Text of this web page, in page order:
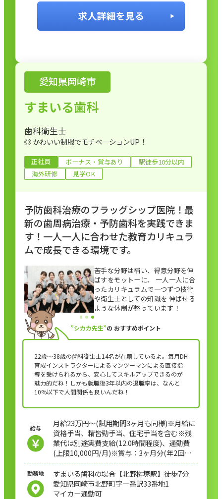
愛知県岡崎市
すまいる歯科
歯科衛生士
◎ かわいい制服でモチベーションUP！
正社員 ボーナス・賞与あり
駅徒歩10分以内
海外研修
見学OK
予防歯科治療のフラッグシップ医院！最
新の歯周病治療・予防歯科を実践できま
す！一人一人に合わせた教育カリキュラ
ムで成長できる環境です。
苦手な分野は補い、得意分野を伸
ばすをモットーに、 一人一人に合
ったカリキュラムで一つずつ技術
や衛生士としての知識を 伸ばせる
ような体制が整っています！
”シカカ先生”の おすすめポイント
22歳〜38歳の歯科衛生士14名が在籍しているよ。毎月DH
育成インストラクターによるマンツーマンによる直接指
導を受けられるから、安心してスキルアップできるのが
魅力的だね！しかも就職後3年以内の退職率は、なんと
10%以下で人間関係も良いんだね！
月給23万円～(試用期間3ヶ月も同様)※月給に
資格手当、精皆勤手当、住宅手当を含む※残
業代は別途実費支給(12.0時間程度)、通勤費
(上限10,000円/月)※賞与：3ヶ月分(年2回、7
月と12月に1.5カ月分ずつ、ただし初年度は入
社後半年以上経過後の支給月に1.5カ月分)
すまいる歯科の場合【北野桝塚駅】徒歩7分
愛知県岡崎市北野町字一番訳33番地1
マイカー通勤可